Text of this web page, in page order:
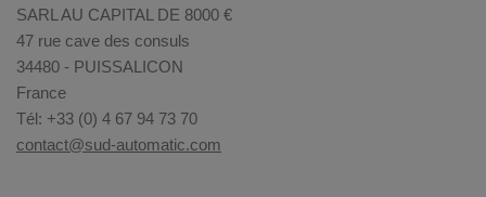
SARL AU CAPITAL DE 8000 €
47 rue cave des consuls
34480 - PUISSALICON
France
Tél: +33 (0) 4 67 94 73 70
contact@sud-automatic.com